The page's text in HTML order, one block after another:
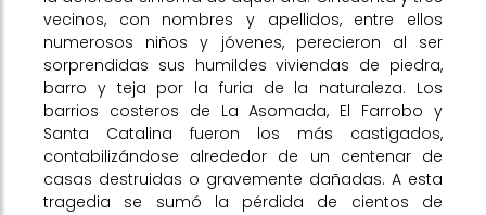
vecinos, con nombres y apellidos, entre ellos
numerosos niños y jóvenes, perecieron al ser
sorprendidas sus humildes viviendas de piedra,
barro y teja por la furia de la naturaleza. Los
barrios costeros de La Asomada, El Farrobo y
Santa Catalina fueron los más castigados,
contabilizándose alrededor de un centenar de
casas destruidas o gravemente dañadas. A esta
tragedia se sumó la pérdida de cientos de